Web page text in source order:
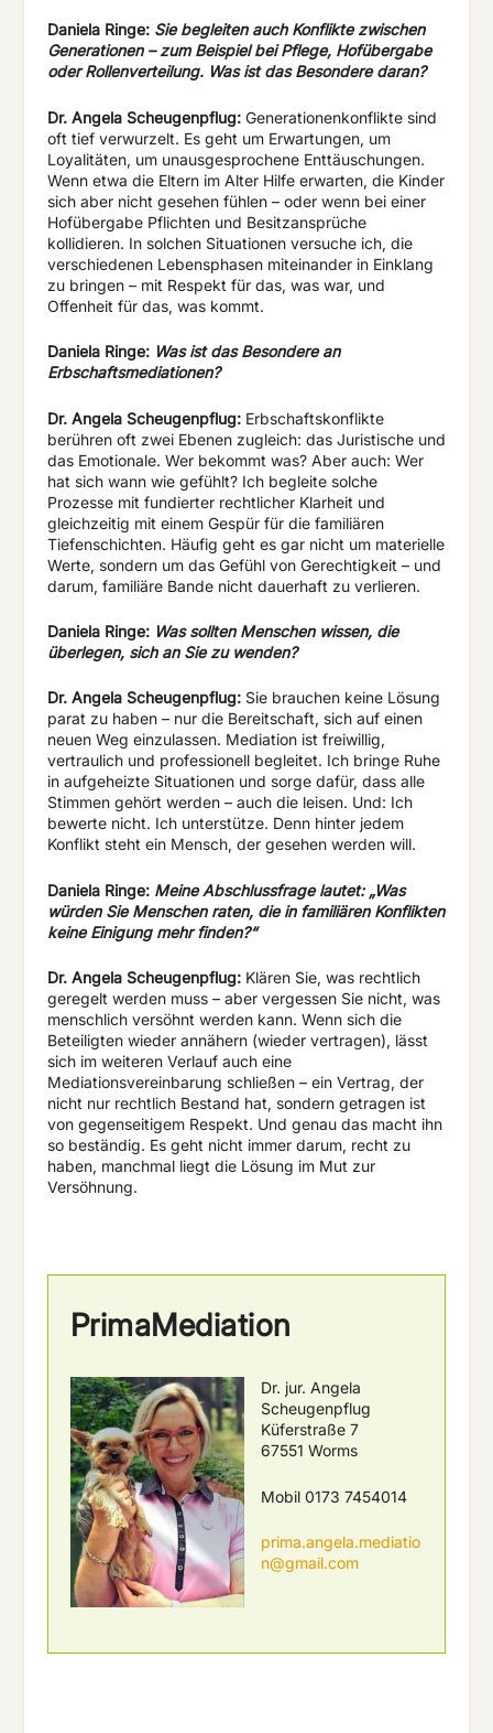
Daniela Ringe: Sie begleiten auch Konflikte zwischen
Generationen – zum Beispiel bei Pflege, Hofübergabe
oder Rollenverteilung. Was ist das Besondere daran?
Dr. Angela Scheugenpflug: Generationenkonflikte sind
oft tief verwurzelt. Es geht um Erwartungen, um
Loyalitäten, um unausgesprochene Enttäuschungen.
Wenn etwa die Eltern im Alter Hilfe erwarten, die Kinder
sich aber nicht gesehen fühlen – oder wenn bei einer
Hofübergabe Pflichten und Besitzansprüche
kollidieren. In solchen Situationen versuche ich, die
verschiedenen Lebensphasen miteinander in Einklang
zu bringen – mit Respekt für das, was war, und
Offenheit für das, was kommt.
Daniela Ringe: Was ist das Besondere an
Erbschaftsmediationen?
Dr. Angela Scheugenpflug: Erbschaftskonflikte
berühren oft zwei Ebenen zugleich: das Juristische und
das Emotionale. Wer bekommt was? Aber auch: Wer
hat sich wann wie gefühlt? Ich begleite solche
Prozesse mit fundierter rechtlicher Klarheit und
gleichzeitig mit einem Gespür für die familiären
Tiefenschichten. Häufig geht es gar nicht um materielle
Werte, sondern um das Gefühl von Gerechtigkeit – und
darum, familiäre Bande nicht dauerhaft zu verlieren.
Daniela Ringe: Was sollten Menschen wissen, die
überlegen, sich an Sie zu wenden?
Dr. Angela Scheugenpflug: Sie brauchen keine Lösung
parat zu haben – nur die Bereitschaft, sich auf einen
neuen Weg einzulassen. Mediation ist freiwillig,
vertraulich und professionell begleitet. Ich bringe Ruhe
in aufgeheizte Situationen und sorge dafür, dass alle
Stimmen gehört werden – auch die leisen. Und: Ich
bewerte nicht. Ich unterstütze. Denn hinter jedem
Konflikt steht ein Mensch, der gesehen werden will.
Daniela Ringe: Meine Abschlussfrage lautet: „Was
würden Sie Menschen raten, die in familiären Konflikten
keine Einigung mehr finden?“
Dr. Angela Scheugenpflug: Klären Sie, was rechtlich
geregelt werden muss – aber vergessen Sie nicht, was
menschlich versöhnt werden kann. Wenn sich die
Beteiligten wieder annähern (wieder vertragen), lässt
sich im weiteren Verlauf auch eine
Mediationsvereinbarung schließen – ein Vertrag, der
nicht nur rechtlich Bestand hat, sondern getragen ist
von gegenseitigem Respekt. Und genau das macht ihn
so beständig. Es geht nicht immer darum, recht zu
haben, manchmal liegt die Lösung im Mut zur
Versöhnung.
PrimaMediation
Dr. jur. Angela
Scheugenpflug
Küferstraße 7
67551 Worms
Mobil 0173 7454014
prima.angela.mediatio
n@gmail.com